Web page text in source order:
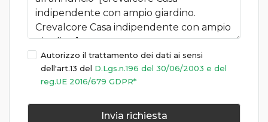
Autorizzo il trattamento dei dati ai sensi
dell'art.13 del D.Lgs.n.196 del 30/06/2003 e del
reg.UE 2016/679 GDPR*
Invia richiesta